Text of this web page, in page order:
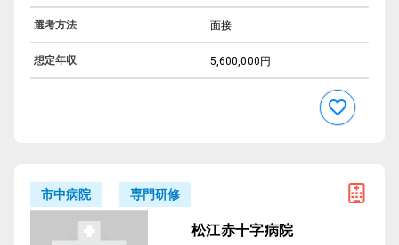
選考方法 面接
想定年収 5,600,000円
市中病院 専門研修
松江赤十字病院